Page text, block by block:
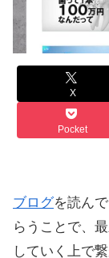
X
Pocket
ブログを読ん
らうことで、
していく上で